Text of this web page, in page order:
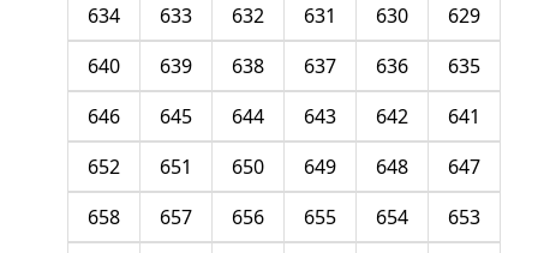
629
630
631
632
633
634
635
636
637
638
639
640
641
642
643
644
645
646
647
648
649
650
651
652
653
654
655
656
657
658